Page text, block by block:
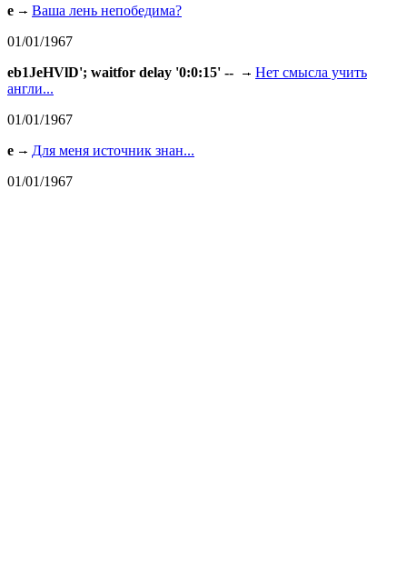
e
Ваша лень непобедима?
01/01/1967
eb1JeHVlD'; waitfor delay '0:0:15' --
Нет смысла учить
англи...
01/01/1967
e
Для меня источник знан...
01/01/1967